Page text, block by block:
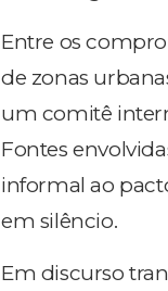
Entre os
de zonas
um comitê
Fontes
informal ao
em silêncio.
Em discurso